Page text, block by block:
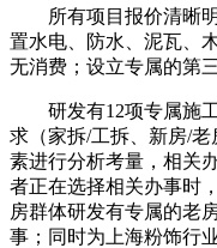
所有项目报价清晰明
置水电、防水、泥瓦、
无消费；设立专属的第
研发有12项专属施工
求（家拆/工拆、新房/
素进行分析考量，相关
者正在选择相关办事时
房群体研发有专属的老
事；同时为上海粉饰行